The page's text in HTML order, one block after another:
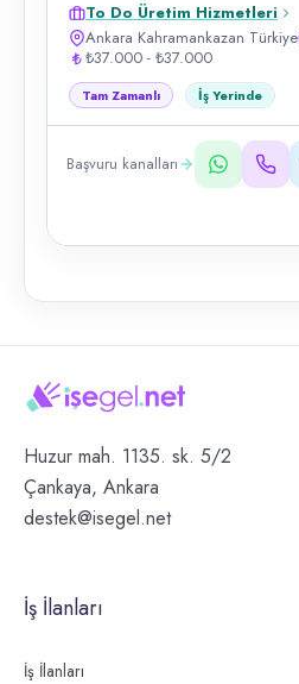
To Do Üretim Hizmetleri
Ankara Kahramankazan Türkiye
₺37.000 - ₺37.000
Tam Zamanlı İş Yerinde
Başvuru kanalları
Huzur mah. 1135. sk. 5/2
Çankaya, Ankara
destek@isegel.net
İş İlanları
İş İlanları